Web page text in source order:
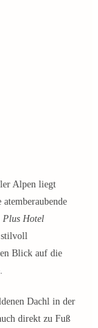
Alpen liegt
Plus Hotel
Blick auf die
Dachl in der
direkt zu Fuß